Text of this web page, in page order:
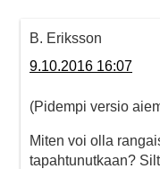
B. Eriksson
9.10.2016 16:07
(Pidempi versio
Miten voi olla
tapahtunutkaan?